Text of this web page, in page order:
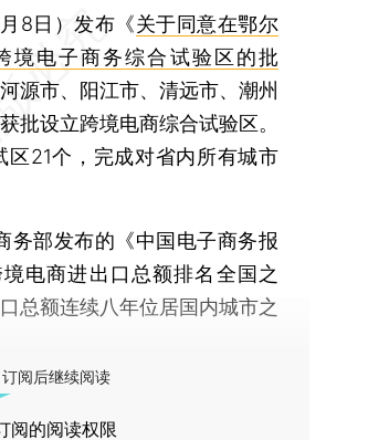
8日）发布《关于同意在鄂尔
境电子商务综合试验区的批
源市、阳江市、清远市、潮州
批设立跨境电商综合试验区。
21个，完成对省内所有城市
部发布的《中国电子商务报
电商进出口总额排名全国之
总额连续八年位居国内城市之
阅后继续阅读
阅的阅读权限